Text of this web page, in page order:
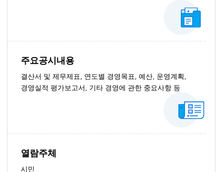
주요공시내용
결산서 및 제무제표, 연도별 경영목표, 예산, 운영계획,
경영실적 평가보고서, 기타 경영에 관한 중요사항 등
열람주체
시민